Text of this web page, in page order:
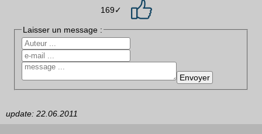
169✓
Laisser un message :
update: 22.06.2011